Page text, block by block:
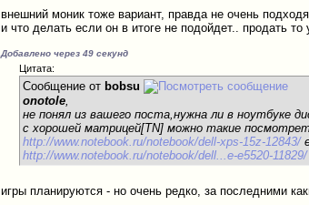
внешний моник тоже вариант, правда не очень
и что делать если он в итоге не подойдет.. продать
Добавлено через 49 секунд
Цитата:
Сообщение от bobsu
onotole,
не понял из вашего поста,нужна ли в ноутбуке
с хорошей матрицей[TN] можно такие
http://www.notebook.ru/notebook/dell-xps-15z-12843/
http://www.notebook.ru/notebook/dell...e-e5520-11829/
игры планируются - но очень редко, за последними